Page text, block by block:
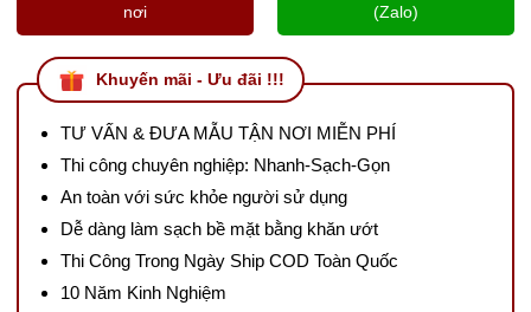
nơi
(Zalo)
Khuyến mãi - Ưu đãi !!!
TƯ VẤN & ĐƯA MẪU TẬN NƠI MIỄN PHÍ
Thi công chuyên nghiệp: Nhanh-Sạch-Gọn
An toàn với sức khỏe người sử dụng
Dễ dàng làm sạch bề mặt bằng khăn ướt
Thi Công Trong Ngày Ship COD Toàn Quốc
10 Năm Kinh Nghiệm